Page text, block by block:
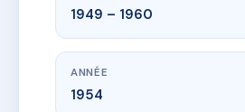
1949 – 1960
ANNÉE
1954